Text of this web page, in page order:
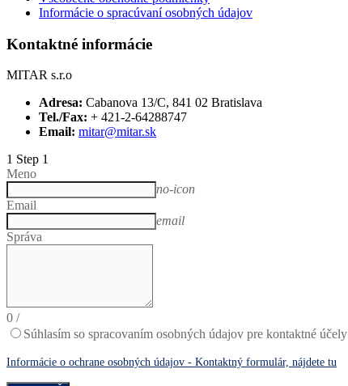
Informácie o spracúvaní osobných údajov
Kontaktné informácie
MITAR s.r.o
Adresa: Cabanova 13/C, 841 02 Bratislava
Tel./Fax: + 421-2-64288747
Email: mitar@mitar.sk
1 Step 1
Meno
no-icon
Email
email
Správa
0 /
Súhlasím so spracovaním osobných údajov pre kontaktné účely
Informácie o ochrane osobných údajov - Kontaktný formulár, nájdete tu